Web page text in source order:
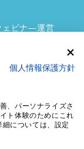
ェビナ―運営
個人情報保護方針
、パーソナライズさ
ト体験のためにこれ
については、設定